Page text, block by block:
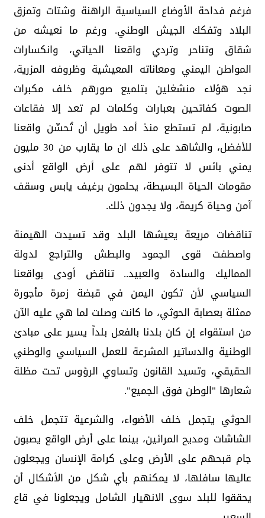
فرغم فداحة الأوضاع السياسية الراهنة وشتات وتمزق
البلاد وتفكك الجيش الوطني. ورغم ما نعيشه من
شقاق وتناحر وتردي واقعنا الحياتي، وانكسارات
المواطن اليمني ومعاناته المعيشية وظروفه المزرية،
نجد هؤلاء منشغلين بتلميع صورهم خلف مكبرات
الصوت كفاتحين بعبارات وكلمات لم تعد إلا فقاعات
صابونية، لم تستطع منذ أمد طويل أن تُحسِّن واقعنا
للأفضل، والشاهد على ذلك ان ما يقارب من 30 مليون
يمني بائس لا تتوفر لهم على أرض الواقع أدنى
مقومات الحياة البسيطة، يحلمون برغيف يابس وسقف
آمن وحياة كريمة، ولا يجدون ذلك.
تناقضات مريعة يعيشها البلد وقد تسيدت الهيمنة
واصطفت قوى الجمود والبطش والتراجع لدولة
المماليك والسادة والعبيد.. تناقض أودى بواقعنا
السياسي لأن تكون اليمن في قبضة زمرة مأجورة
ممثلة بعصابة الحوثي، ما كانت وصلت لما هي عليه الآن
من استقواء إن كان بلدنا بالفعل بلداً يسير على مبادئ
الوطنية والدساتير المشرعة للعمل السياسي والوطني
الحقيقي، وتسيد القانون وتساوي الرؤوس تحت مظلة
شعارها "الوطن فوق الجميع".
الحوثي يتجمل خلف الأضواء، والشرعية تتجمل خلف
الشاشات ومديح المرائين، بينما على أرض الواقع يصبون
جام قبحهم على الأرض وعلى كرامة الإنسان ويجعلون
عاليها سافلها، لا يمكنهم بأي شكل من الأشكال أن
يحققوا للبلد سوى الانهيار الشامل ويجعلونا في قاع